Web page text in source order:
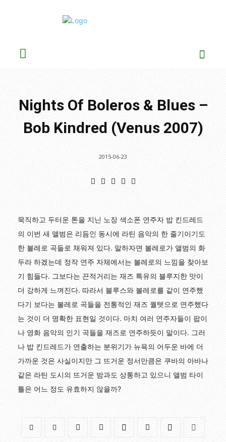
Nights Of Boleros & Blues –
Bob Kindred (Venus 2007)
2015-06-23
묵직하고 두터운 톤을 지닌 노장 색소폰 연주자 밥 킨드레드
의 이번 새 앨범은 리듬인 동시에 라틴 음악의 한 줄기이기도
한 볼레로 곡들로 채워져 있다. 말하자면 볼레로가 앨범의 화
두라 하겠는데 정작 연주 자체에서는 볼레로의 느낌을 찾아보
기 힘들다. 그보다는 끈적거리는 재즈 특유의 블루지한 맛이
더 강하게 느껴진다. 따라서 블루스와 볼레로를 같이 연주했
다기 보다는 볼레로 곡들을 전통적인 재즈 퀄텟으로 연주했다
는 것이 더 명확한 표현일 것이다. 마치 여러 연주자들이 팝이
나 영화 음악의 인기 곡들을 재즈로 연주하듯이 말이다. 그러
나 밥 킨드레드가 연출하는 분위기가 뉴욕의 어두운 바에 더
가까운 것은 사실이지만 그 뜨거운 정서만큼은 쿠바의 아바나
같은 라틴 도시의 뜨거운 밤과도 상통하고 있으니 앨범 타이
틀은 어느 정도 유효하지 않을까?